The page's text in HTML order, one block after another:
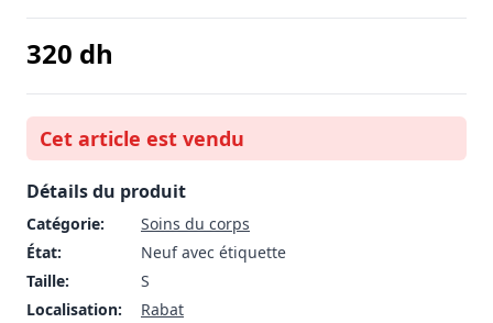
320 dh
Cet article est vendu
Détails du produit
Catégorie:
Soins du corps
État:
Neuf avec étiquette
Taille:
S
Localisation:
Rabat